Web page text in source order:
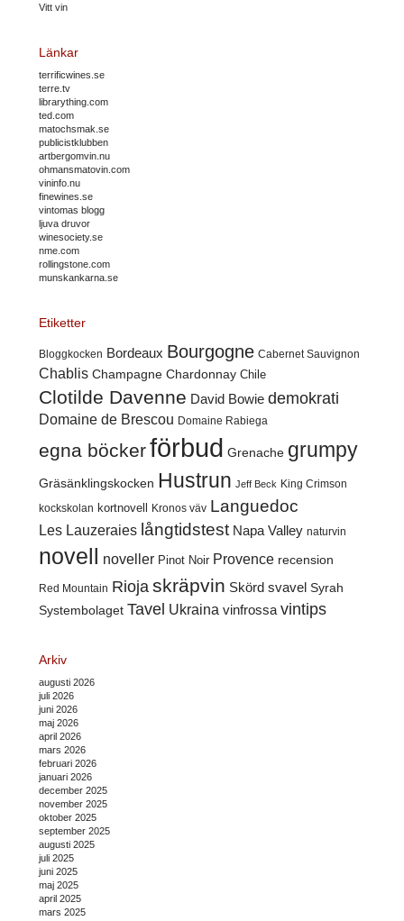
Vitt vin
Länkar
terrificwines.se
terre.tv
librarything.com
ted.com
matochsmak.se
publicistklubben
artbergomvin.nu
ohmansmatovin.com
vininfo.nu
finewines.se
vintomas blogg
ljuva druvor
winesociety.se
nme.com
rollingstone.com
munskankarna.se
Etiketter
Bloggkocken Bordeaux Bourgogne Cabernet Sauvignon
Chablis Champagne Chardonnay Chile
Clotilde Davenne David Bowie demokrati
Domaine de Brescou Domaine Rabiega
egna böckerförbud Grenache grumpy
Gräsänklingskocken Hustrun Jeff Beck King Crimson
kockskolan kortnovell Kronos väv Languedoc
Les Lauzeraies långtidstest Napa Valley naturvin
novell noveller Pinot Noir Provence recension
Red Mountain Rioja skräpvin Skörd svavel Syrah
Systembolaget Tavel Ukraina vinfrossa vintips
Arkiv
augusti 2026
juli 2026
juni 2026
maj 2026
april 2026
mars 2026
februari 2026
januari 2026
december 2025
november 2025
oktober 2025
september 2025
augusti 2025
juli 2025
juni 2025
maj 2025
april 2025
mars 2025